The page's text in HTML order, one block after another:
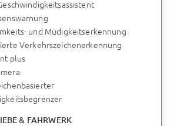
und Müdigkeitserkennung
Verkehrszeichenerkennung
plus
& FAHRWERK